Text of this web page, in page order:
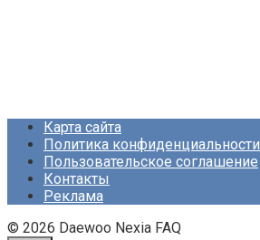
Карта сайта
Политика конфиденциальности
Пользовательское соглашение
Контакты
Реклама
© 2026 Daewoo Nexia FAQ